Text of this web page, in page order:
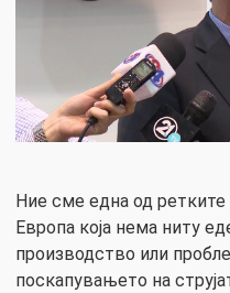
Ние сме една од
Европа која нема ниту
производство или
поскапувањето на